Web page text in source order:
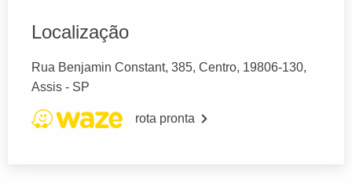
Localização
Rua Benjamin Constant, 385, Centro, 19806-130,
Assis - SP
rota pronta